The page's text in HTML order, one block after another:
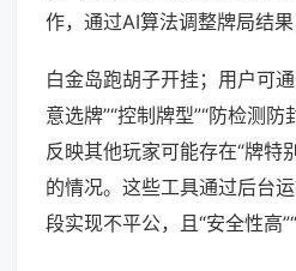
作，通过AI算法调整牌局结果
白金岛跑胡子开挂；用户可
意选牌”“控制牌型”“防检测
反映其他玩家可能存在“牌特
的情况。这些工具通过后台
段实现不平公，且“安全性高”“